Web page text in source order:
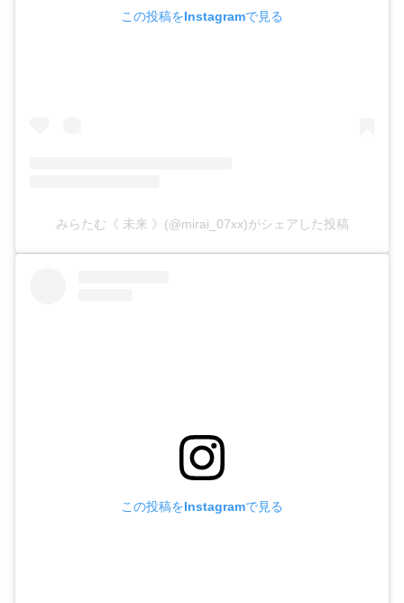
この投稿をInstagramで見る
みらたむ《 未来 》(@mirai_07xx)がシェアした投稿
この投稿をInstagramで見る